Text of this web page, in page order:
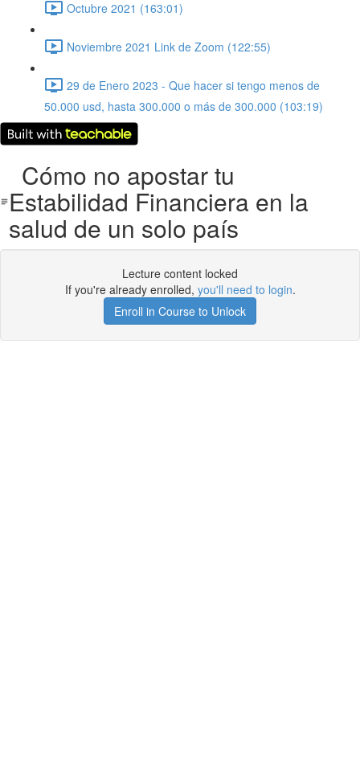
Octubre 2021 (163:01)
Noviembre 2021 Link de Zoom (122:55)
29 de Enero 2023 - Que hacer si tengo menos de
50.000 usd, hasta 300.000 o más de 300.000 (103:19)
Cómo no apostar tu
Estabilidad Financiera en la
salud de un solo país
Lecture content locked
If you're already enrolled, you'll need to login.
Enroll in Course to Unlock